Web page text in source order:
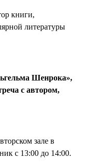
книги,
литературы
Шенрока»,
с автором,
зале в
с 13:00 до 14:00.